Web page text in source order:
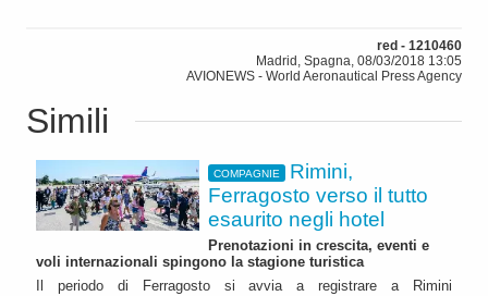
red - 1210460
Madrid, Spagna, 08/03/2018 13:05
AVIONEWS - World Aeronautical Press Agency
Simili
COMPAGNIE
Rimini,
Ferragosto verso il tutto
esaurito negli hotel
Prenotazioni in crescita, eventi e
voli internazionali spingono la stagione turistica
Il periodo di Ferragosto si avvia a registrare a Rimini